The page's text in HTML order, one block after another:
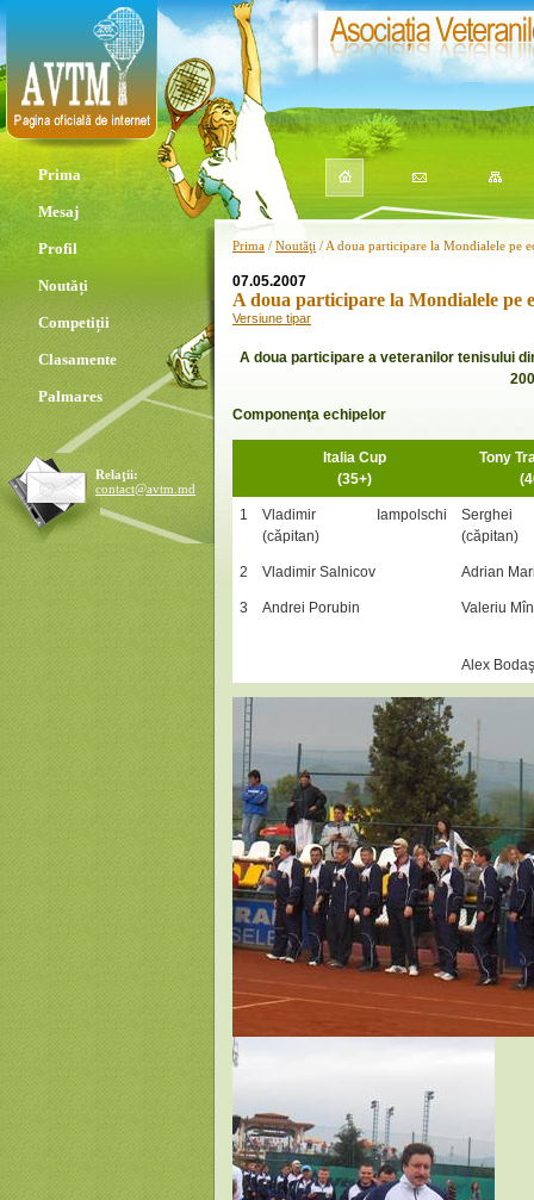
Prima
Mesaj
Profil
Noutăți
Competiții
Clasamente
Palmares
Relaţii:
contact@avtm.md
Prima / Noutăţi / A doua participare la Mondialele pe
07.05.2007
A doua participare la Mondialele pe
Versiune tipar
A doua participare a veteranilor tenisului
Componenţa echipelor
Italia Cup
(35+)
Tony
1
Vladimir Iampolschi
(căpitan)
(căpitan)
2 Vladimir Salnicov Adrian
3 Andrei Porubin Valeriu
Alex